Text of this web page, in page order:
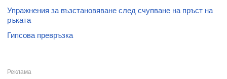
Упражнения за възстановяване след счупване на пръст на
ръката
Гипсова превръзка